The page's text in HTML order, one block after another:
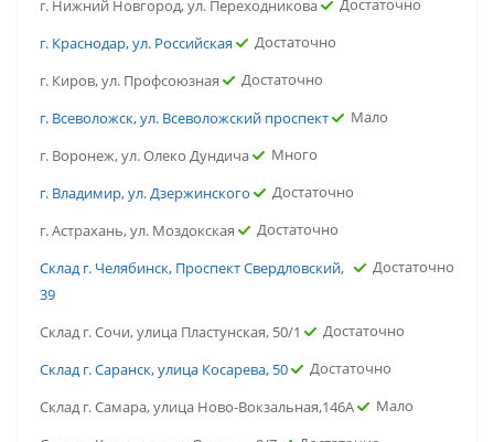
г. Нижний Новгород, ул. Переходникова
Достаточно
г. Краснодар, ул. Российская
Достаточно
г. Киров, ул. Профсоюзная
Достаточно
г. Всеволожск, ул. Всеволожский проспект
Мало
г. Воронеж, ул. Олеко Дундича
Много
г. Владимир, ул. Дзержинского
Достаточно
г. Астрахань, ул. Моздокская
Достаточно
Склад г. Челябинск, Проспект Свердловский,
39
Достаточно
Склад г. Сочи, улица Пластунская, 50/1
Достаточно
Склад г. Саранск, улица Косарева, 50
Достаточно
Склад г. Самара, улица Ново-Вокзальная,146А
Мало